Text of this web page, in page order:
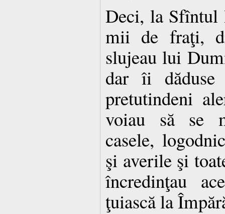
Deci, la Sfîntul
mii de fraţi,
slujeau lui
dar îi dăduse
pretutindeni
voiau să se
casele,
şi averile şi
încredinţau
ţuiască la